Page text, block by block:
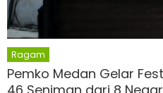
Ragam
Pemko Medan Gelar